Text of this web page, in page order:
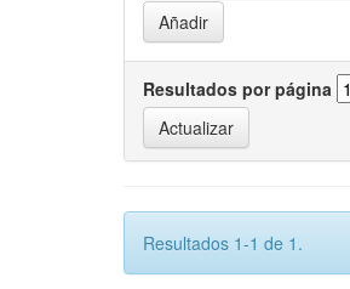
Resultados por página
Resultados 1-1 de 1.